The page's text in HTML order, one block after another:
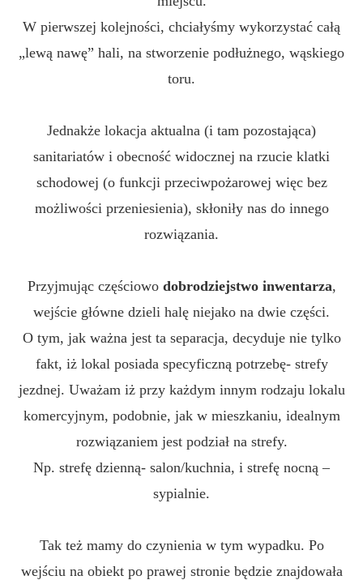
W pierwszej kolejności, chciałyśmy wykorzystać całą
„lewą nawę” hali, na stworzenie podłużnego, wąskiego
toru.
Jednakże lokacja aktualna (i tam pozostająca)
sanitariatów i obecność widocznej na rzucie klatki
schodowej (o funkcji przeciwpożarowej więc bez
możliwości przeniesienia), skłoniły nas do innego
rozwiązania.
Przyjmując częściowo dobrodziejstwo inwentarza,
wejście główne dzieli halę niejako na dwie części.
O tym, jak ważna jest ta separacja, decyduje nie tylko
fakt, iż lokal posiada specyficzną potrzebę- strefy
jezdnej. Uważam iż przy każdym innym rodzaju lokalu
komercyjnym, podobnie, jak w mieszkaniu, idealnym
rozwiązaniem jest podział na strefy.
Np. strefę dzienną- salon/kuchnia, i strefę nocną –
sypialnie.
Tak też mamy do czynienia w tym wypadku. Po
wejściu na obiekt po prawej stronie będzie znajdowała